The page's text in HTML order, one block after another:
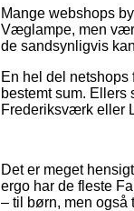
Mange webshops
Væglampe, men vær
de sandsynligvis
En hel del netshops
bestemt sum.
Frederiksværk eller
Det er meget
ergo har de fleste
– til børn, men også